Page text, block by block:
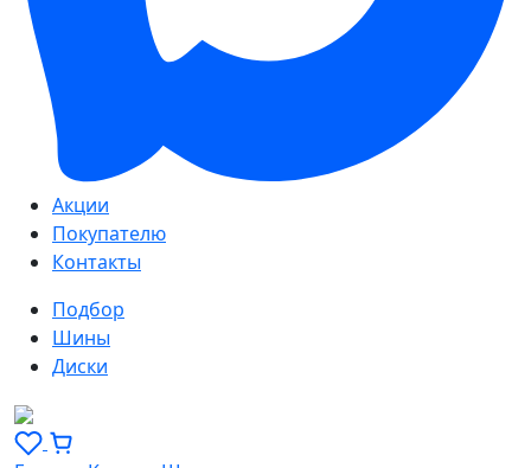
Акции
Покупателю
Контакты
Подбор
Шины
Диски